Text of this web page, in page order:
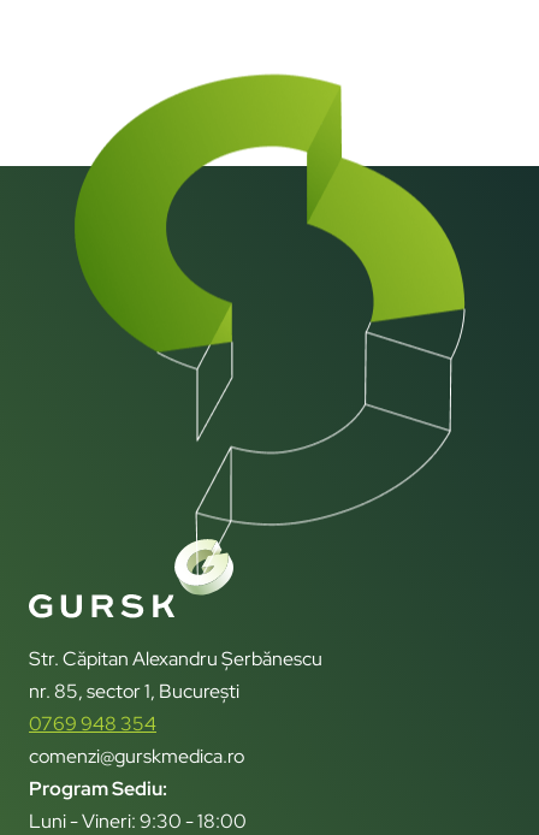
Str. Căpitan Alexandru Șerbănescu
nr. 85, sector 1, București
0769 948 354
comenzi@gurskmedica.ro
Program Sediu:
Luni - Vineri: 9:30 - 18:00